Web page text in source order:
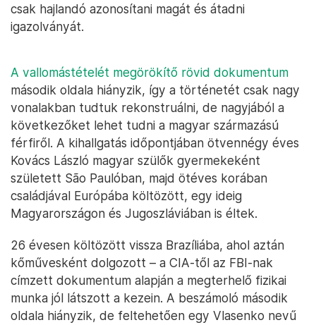
csak hajlandó azonosítani magát és átadni
igazolványát.
A vallomástételét megörökítő rövid dokumentum
második oldala hiányzik, így a történetét csak nagy
vonalakban tudtuk rekonstruálni, de nagyjából a
következőket lehet tudni a magyar származású
férfiről. A kihallgatás időpontjában ötvennégy éves
Kovács László magyar szülők gyermekeként
született São Paulóban, majd ötéves korában
családjával Európába költözött, egy ideig
Magyarországon és Jugoszláviában is éltek.
26 évesen költözött vissza Brazíliába, ahol aztán
kőművesként dolgozott – a CIA-től az FBI-nak
címzett dokumentum alapján a megterhelő fizikai
munka jól látszott a kezein. A beszámoló második
oldala hiányzik, de feltehetően egy Vlasenko nevű